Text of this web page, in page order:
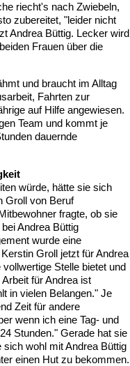
riecht's nach Zwiebeln,
zubereitet, "leider nicht
Andrea Büttig. Lecker wird
Frauen über die
und braucht im Alltag
Fahrten zur
auf Hilfe angewiesen.
Team und kommt je
dauernde
würde, hätte sie sich
Groll von Beruf
fragte, ob sie
Andrea Büttig
wurde eine
Groll jetzt für Andrea
Stelle bietet und
für Andrea ist
in vielen Belangen." Je
Zeit für andere
wenn ich eine Tag- und
Stunden." Gerade hat sie
wohl mit Andrea Büttig
einen Hut zu bekommen.